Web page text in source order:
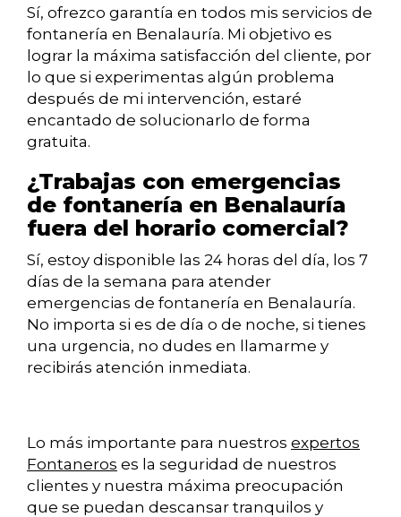
Sí, ofrezco garantía en todos mis servicios de
fontanería en Benalauría. Mi objetivo es
lograr la máxima satisfacción del cliente, por
lo que si experimentas algún problema
después de mi intervención, estaré
encantado de solucionarlo de forma
gratuita.
¿Trabajas con emergencias
de fontanería en Benalauría
fuera del horario comercial?
Sí, estoy disponible las 24 horas del día, los 7
días de la semana para atender
emergencias de fontanería en Benalauría.
No importa si es de día o de noche, si tienes
una urgencia, no dudes en llamarme y
recibirás atención inmediata.
Lo más importante para nuestros expertos
Fontaneros es la seguridad de nuestros
clientes y nuestra máxima preocupación
que se puedan descansar tranquilos y